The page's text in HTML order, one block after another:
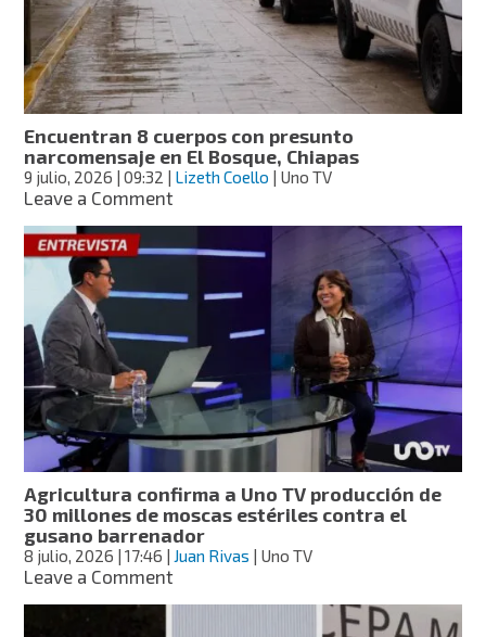
ejemplar
da
esperanza
a
una
especie
en
peligro
de
Encuentran 8 cuerpos con presunto
narcomensaje en El Bosque, Chiapas
9 julio, 2026 | 09:32 | Lizeth Coello | Uno TV
Leave a Commenton
cuerpos
presunto
narcomensaje
en
Bosque,
Chiapas
Agricultura confirma a Uno TV producción de
30 millones de moscas estériles contra el
gusano barrenador
8 julio, 2026 | 17:46 | Juan Rivas | Uno TV
Leave a Commenton